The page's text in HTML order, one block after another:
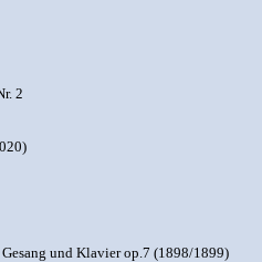
2
und Klavier op.7 (1898/1899)